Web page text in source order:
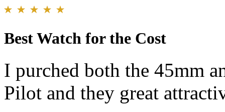
Best Watch for the Cost
I purched both the 45mm
Pilot and they great